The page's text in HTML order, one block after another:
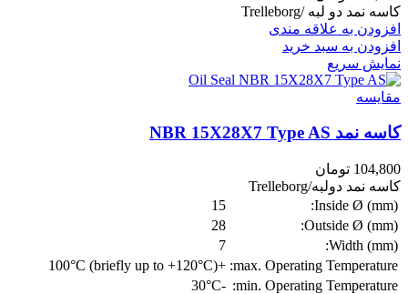
کاسه نمد دو لبه /Trelleborg
افزودن به علاقه مندی
افزودن به سبد خرید
نمایش سریع
مقايسه
کاسه نمد NBR 15X28X7 Type AS
104,800 تومان
کاسه نمد دولبه/Trelleborg
Inside Ø (mm):
15
Outside Ø (mm):
28
Width (mm):
7
max. Operating Temperature:
+100°C (briefly up to +120°C)
min. Operating Temperature:
-30°C